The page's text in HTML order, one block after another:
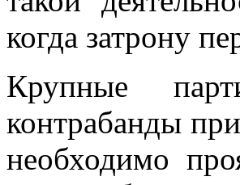
когда затрону
Крупные
контрабанды
необходимо